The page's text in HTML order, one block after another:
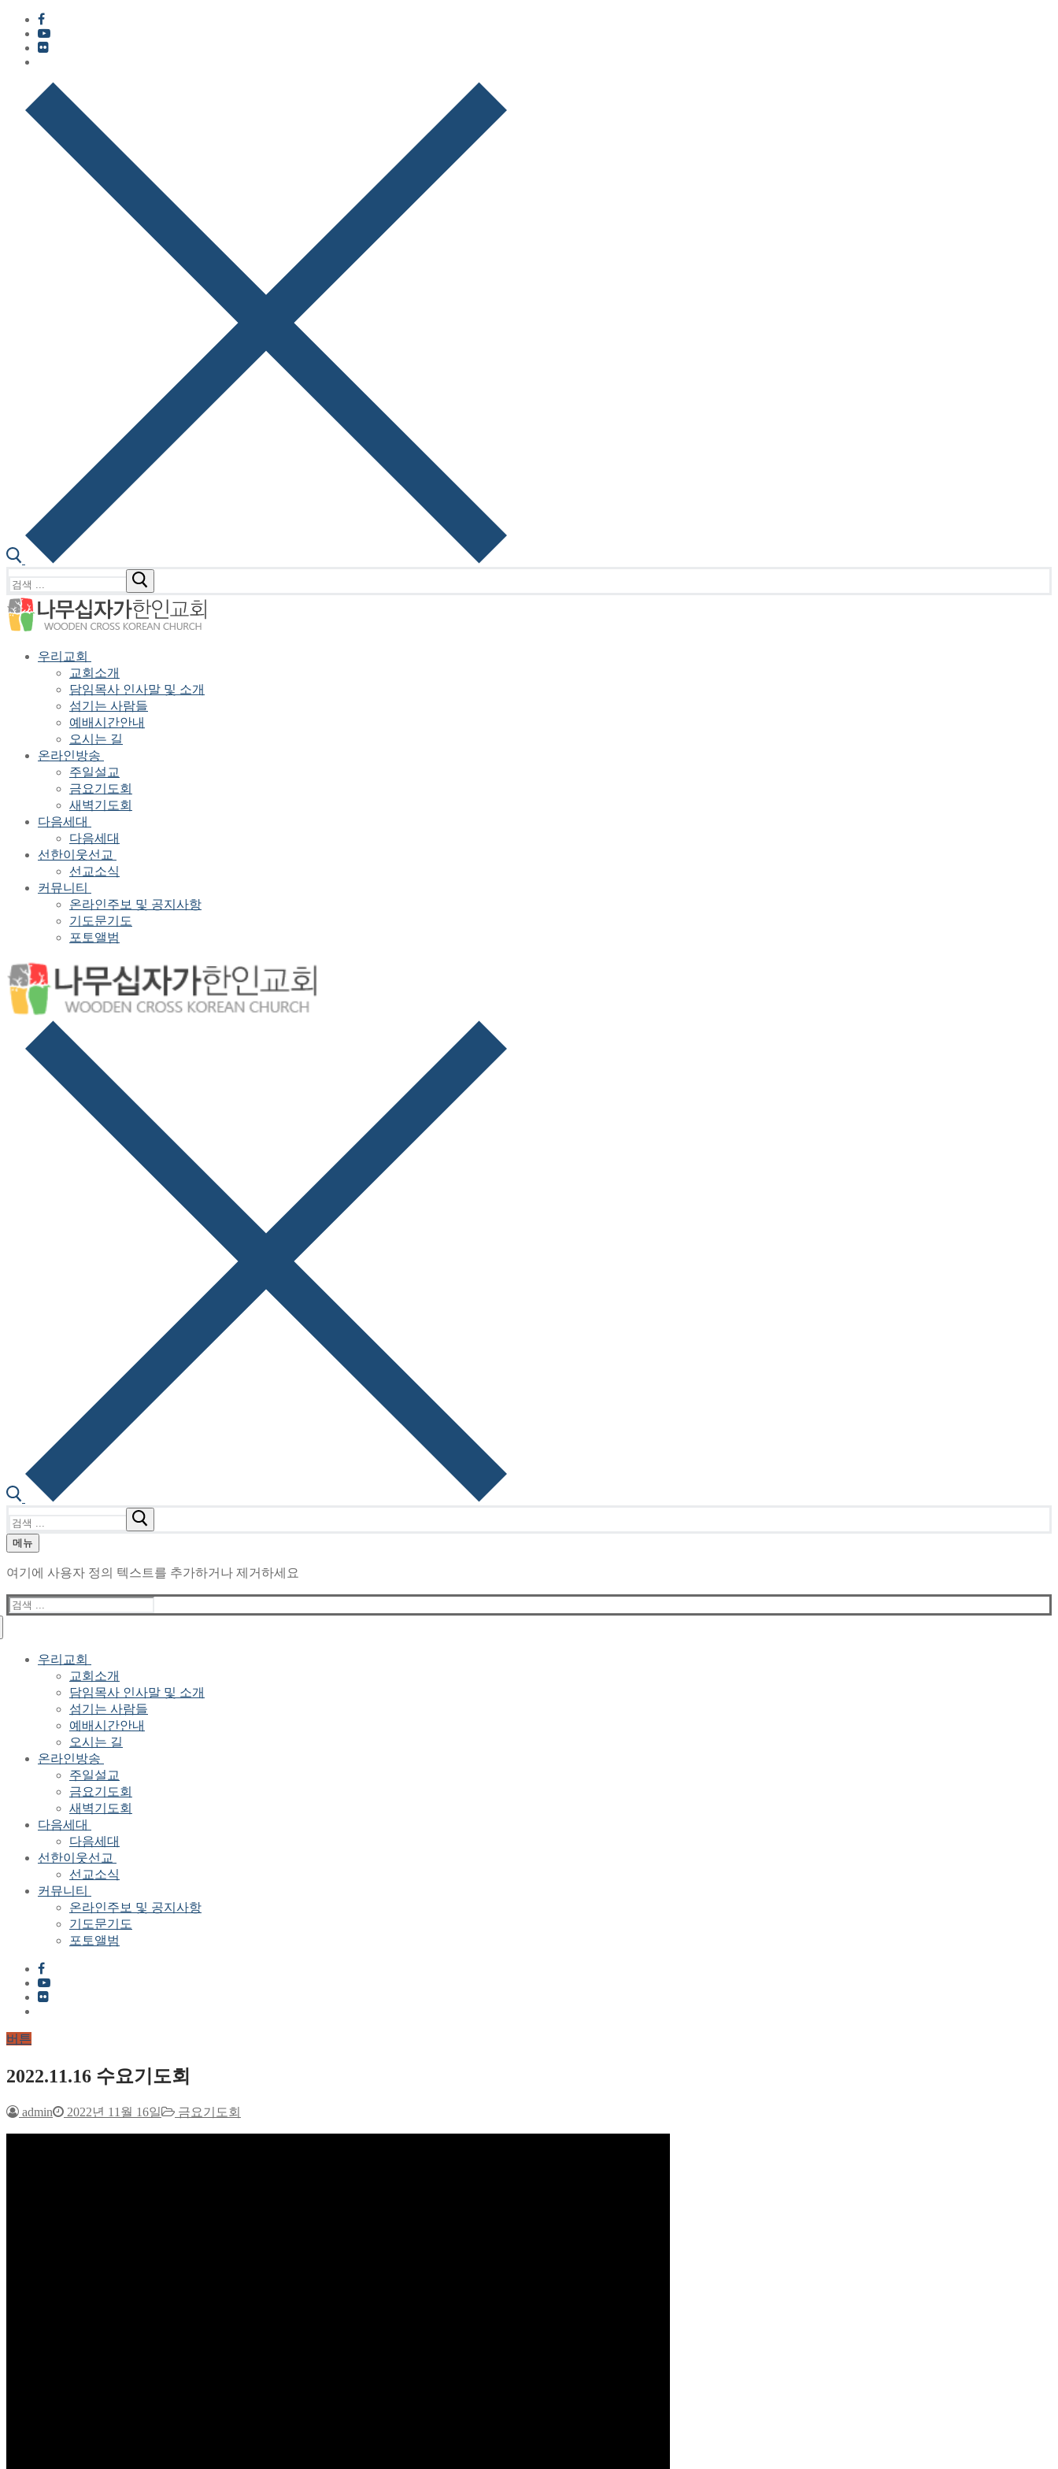
색
:
우리교회
교회소개
담임목사 인사말 및 소개
섬기는 사람들
예배시간안내
오시는 길
온라인방송
주일설교
금요기도회
새벽기도회
다음세대
다음세대
선한이웃선교
선교소식
커뮤니티
온라인주보 및 공지사항
기도문기도
포토앨범
색
메뉴
여기에 사용자 정의 텍스트를 추가하거나 제거하세요
검
색
우리교회
교회소개
담임목사 인사말 및 소개
섬기는 사람들
예배시간안내
오시는 길
온라인방송
주일설교
금요기도회
새벽기도회
다음세대
다음세대
선한이웃선교
선교소식
커뮤니티
온라인주보 및 공지사항
기도문기도
포토앨범
버튼
2022.11.16 수요기도회
admin 2022년 11월 16일 금요기도회